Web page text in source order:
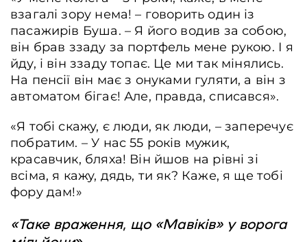
взагалі зору нема! – говорить один із
пасажирів Буша. – Я його водив за собою,
він брав ззаду за портфель мене рукою. І я
йду, і він ззаду топає. Це ми так мінялись.
На пенсії він має з онуками гуляти, а він з
автоматом бігає! Але, правда, списався».
«Я тобі скажу, є люди, як люди, – заперечує
побратим. – У нас 55 років мужик,
красавчик, бляха! Він йшов на рівні зі
всіма, я кажу, дядь, ти як? Каже, я ще тобі
фору дам!»
«Таке враження, що «Мавіків» у ворога